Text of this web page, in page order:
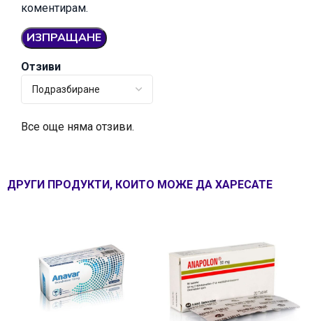
Отзиви
Все още няма отзиви.
коментирам.
ДРУГИ ПРОДУКТИ, КОИТО МОЖЕ ДА ХАРЕСАТЕ